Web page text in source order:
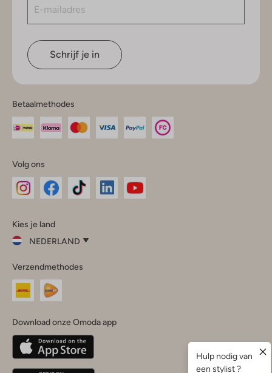
Schrijf je in
Betaalmethodes
Volg ons
InstagramFacebook
Kies je land
NEDERLAND
je
land
Nederland
Belgique(Français)
Deutschland
Verzendmethodes
Download onze Omoda app